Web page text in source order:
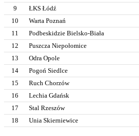
9
ŁKS Łódź
10
Warta Poznań
11
Podbeskidzie Bielsko-Biała
12
Puszcza Niepołomice
13
Odra Opole
14
Pogoń Siedlce
15
Ruch Chorzów
16
Lechia Gdańsk
17
Stal Rzeszów
18
Unia Skierniewice